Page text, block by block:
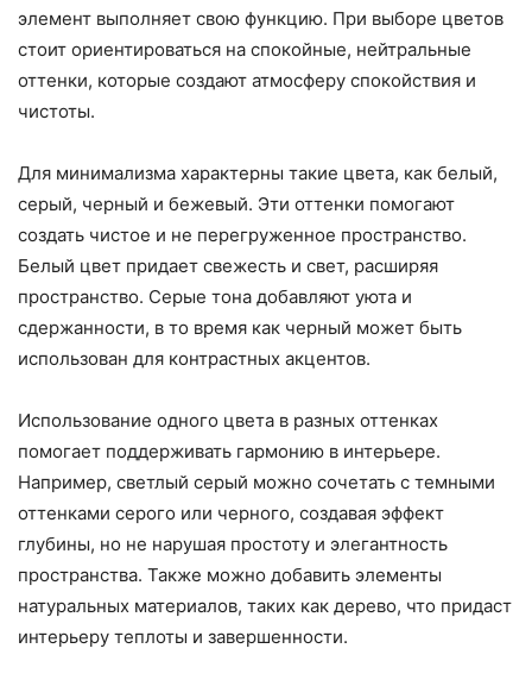
элемент выполняет свою функцию. При выборе цветов
стоит ориентироваться на спокойные, нейтральные
оттенки, которые создают атмосферу спокойствия и
чистоты.
Для минимализма характерны такие цвета, как белый,
серый, черный и бежевый. Эти оттенки помогают
создать чистое и не перегруженное пространство.
Белый цвет придает свежесть и свет, расширяя
пространство. Серые тона добавляют уюта и
сдержанности, в то время как черный может быть
использован для контрастных акцентов.
Использование одного цвета в разных оттенках
помогает поддерживать гармонию в интерьере.
Например, светлый серый можно сочетать с темными
оттенками серого или черного, создавая эффект
глубины, но не нарушая простоту и элегантность
пространства. Также можно добавить элементы
натуральных материалов, таких как дерево, что придаст
интерьеру теплоты и завершенности.